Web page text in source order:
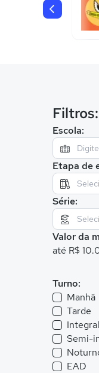
Filtros:
Escola:
Etapa de
Série:
Valor da
até R$
Turno:
Manhã
Tarde
Integral
Semi-
EAD